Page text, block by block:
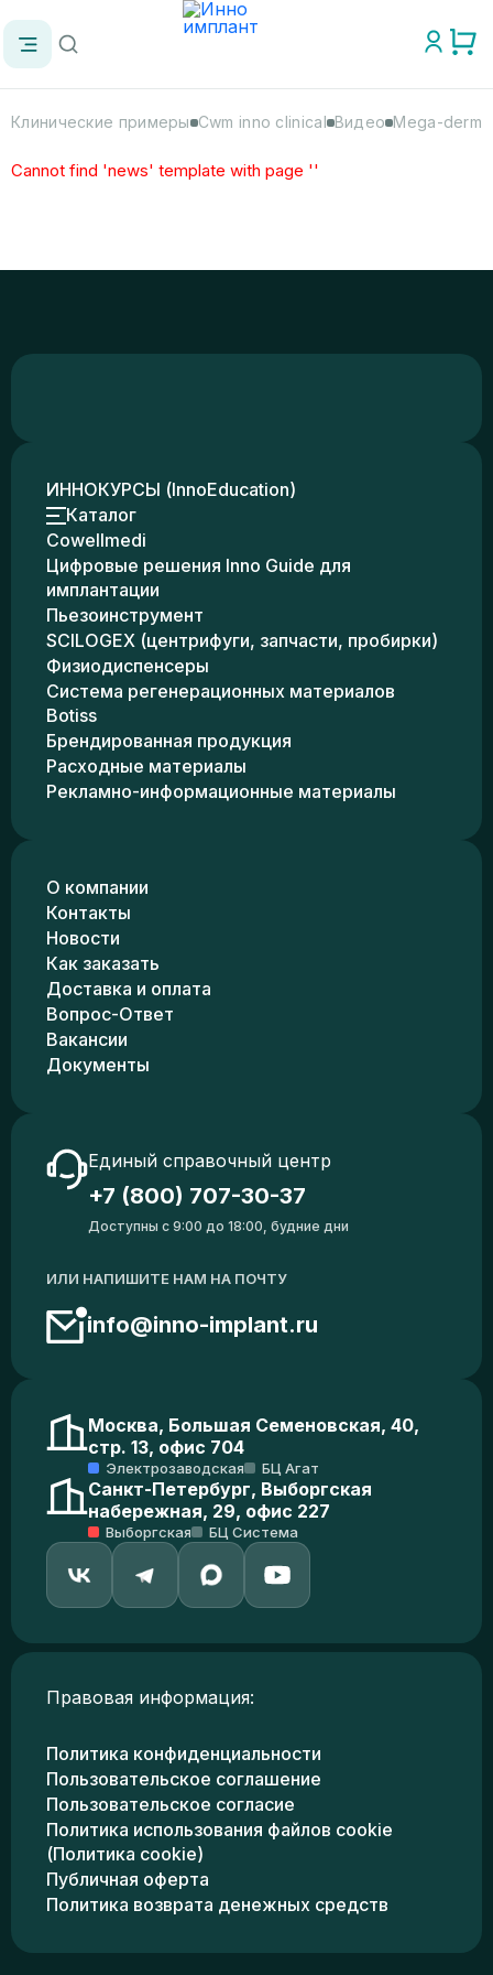
Клинические примеры Cwm inno clinical Видео Mega-derm
Cannot find 'news' template with page ''
ИННОКУРСЫ (InnoEducation)
Каталог
Cowellmedi
Цифровые решения Inno Guide для
имплантации
Пьезоинструмент
SCILOGEX (центрифуги, запчасти, пробирки)
Физиодиспенсеры
Система регенерационных материалов
Botiss
Брендированная продукция
Расходные материалы
Рекламно-информационные материалы
О компании
Контакты
Новости
Как заказать
Доставка и оплата
Вопрос-Ответ
Вакансии
Документы
Единый справочный центр
+7 (800) 707-30-37
Доступны с 9:00 до 18:00, будние дни
ИЛИ НАПИШИТЕ НАМ НА ПОЧТУ
info@inno-implant.ru
Москва, Большая Семеновская, 40,
стр. 13, офис 704
Электрозаводская БЦ Агат
Санкт-Петербург, Выборгская
набережная, 29, офис 227
Выборгская БЦ Система
Правовая информация:
Политика конфиденциальности
Пользовательское соглашение
Пользовательское согласие
Политика использования файлов cookie
(Политика cookie)
Публичная оферта
Политика возврата денежных средств